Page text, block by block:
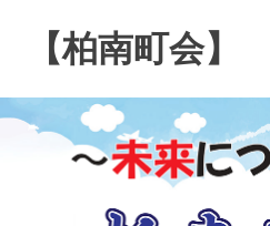
ン
ツ
【柏南町会】
井